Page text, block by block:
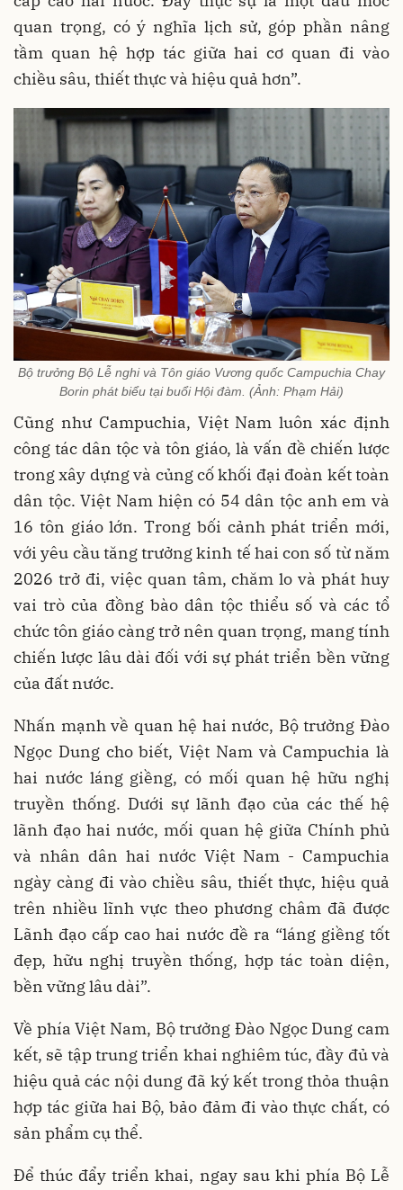
quan trọng, có ý nghĩa lịch sử, góp phần nâng
tầm quan hệ hợp tác giữa hai cơ quan đi vào
chiều sâu, thiết thực và hiệu quả hơn”.
Bộ trưởng Bộ Lễ nghi và Tôn giáo Vương quốc Campuchia Chay
Borin phát biểu tại buổi Hội đàm. (Ảnh: Phạm Hải)
Cũng như Campuchia, Việt Nam luôn xác định
công tác dân tộc và tôn giáo, là vấn đề chiến lược
trong xây dựng và củng cố khối đại đoàn kết toàn
dân tộc. Việt Nam hiện có 54 dân tộc anh em và
16 tôn giáo lớn. Trong bối cảnh phát triển mới,
với yêu cầu tăng trưởng kinh tế hai con số từ năm
2026 trở đi, việc quan tâm, chăm lo và phát huy
vai trò của đồng bào dân tộc thiểu số và các tổ
chức tôn giáo càng trở nên quan trọng, mang tính
chiến lược lâu dài đối với sự phát triển bền vững
của đất nước.
Nhấn mạnh về quan hệ hai nước, Bộ trưởng Đào
Ngọc Dung cho biết, Việt Nam và Campuchia là
hai nước láng giềng, có mối quan hệ hữu nghị
truyền thống. Dưới sự lãnh đạo của các thế hệ
lãnh đạo hai nước, mối quan hệ giữa Chính phủ
và nhân dân hai nước Việt Nam - Campuchia
ngày càng đi vào chiều sâu, thiết thực, hiệu quả
trên nhiều lĩnh vực theo phương châm đã được
Lãnh đạo cấp cao hai nước đề ra “láng giềng tốt
đẹp, hữu nghị truyền thống, hợp tác toàn diện,
bền vững lâu dài”.
Về phía Việt Nam, Bộ trưởng Đào Ngọc Dung cam
kết, sẽ tập trung triển khai nghiêm túc, đầy đủ và
hiệu quả các nội dung đã ký kết trong thỏa thuận
hợp tác giữa hai Bộ, bảo đảm đi vào thực chất, có
sản phẩm cụ thể.
Để thúc đẩy triển khai, ngay sau khi phía Bộ Lễ